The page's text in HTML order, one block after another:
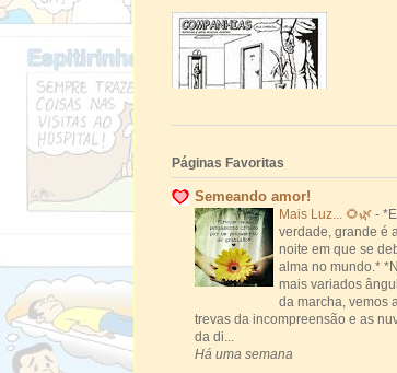
Páginas Favoritas
Semeando amor!
Mais Luz... 🌻🌿 -
verdade, grande é a
noite em que se
alma no mundo.*
mais variados
da marcha, vemos
trevas da incompreensão e as
da di...
Há uma semana